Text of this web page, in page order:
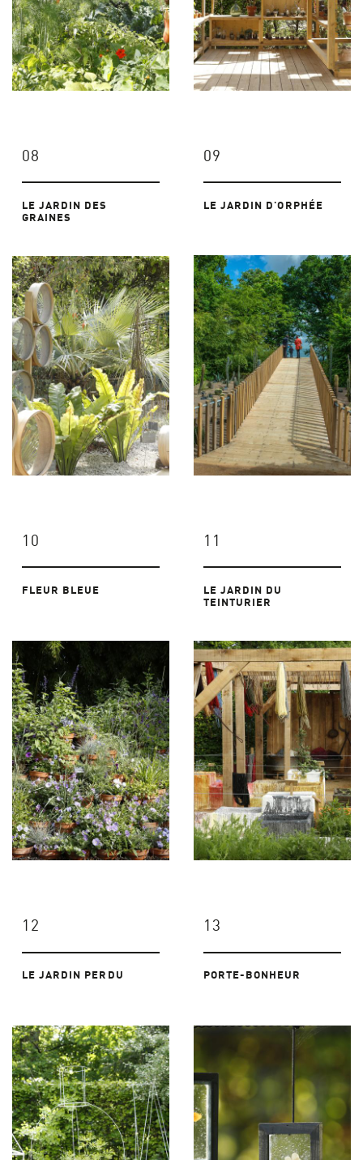
08
LE JARDIN DES
GRAINES
09
LE JARDIN D'ORPHÉE
10
FLEUR BLEUE
11
LE JARDIN DU
TEINTURIER
12
LE JARDIN PERDU
13
PORTE-BONHEUR